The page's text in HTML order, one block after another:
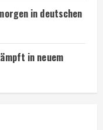
in deutschen
in neuem